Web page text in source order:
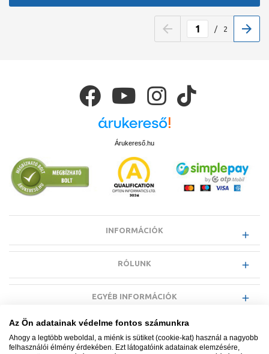
/ 2
Árukereső.hu
INFORMÁCIÓK
RÓLUNK
EGYÉB INFORMÁCIÓK
Az Ön adatainak védelme fontos számunkra
Ahogy a legtöbb weboldal, a miénk is sütiket (cookie-kat) használ a nagyobb
felhasználói élmény érdekében. Ezt látogatóink adatainak elemzésére,